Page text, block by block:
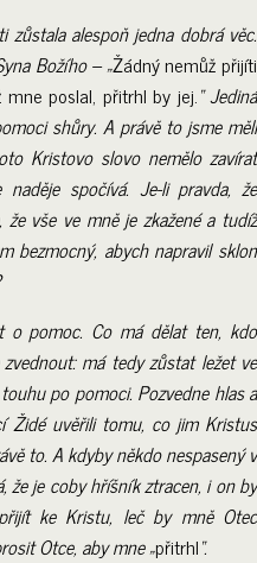
alespoň jedna dobrá věc.
Božího – „Žádný nemůž přijíti
poslal, přitrhl by jej.“ Jediná
shůry. A právě to jsme měli
Kristovo slovo nemělo zavírat
spočívá. Je-li pravda, že
vše ve mně je zkažené a tudíž
bezmocný, abych napravil sklon
o pomoc. Co má dělat ten, kdo
má tedy zůstat ležet ve
po pomoci. Pozvedne hlas a
Židé uvěřili tomu, co jim Kristus
to. A kdyby někdo nespasený v
že je coby hříšník ztracen, i on by
ke Kristu, leč by mně Otec
Otce, aby mne „přitrhl“.